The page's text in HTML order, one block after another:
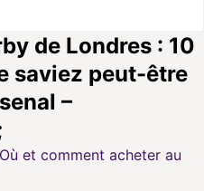
de Londres : 10
saviez peut-être
–
et comment acheter au